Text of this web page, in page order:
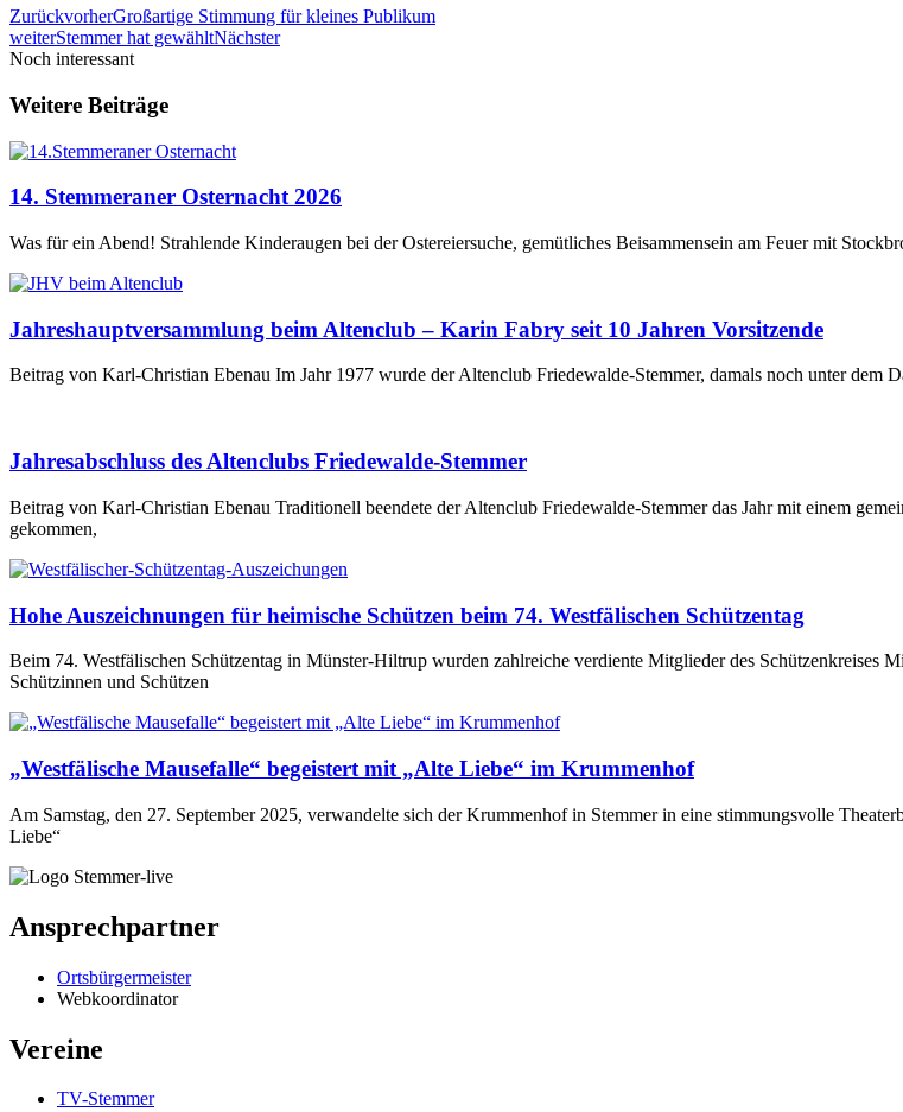
ZurückvorherGroßartige Stimmung für kleines Publikum
weiterStemmer hat gewähltNächster
Noch interessant
Weitere Beiträge
14. Stemmeraner Osternacht 2026
Was für ein Abend! Strahlende Kinderaugen bei der Ostereiersuche, gemütliches Beisammensein am Feuer mit
Jahreshauptversammlung beim Altenclub – Karin Fabry seit 10 Jahren Vorsitzende
Beitrag von Karl-Christian Ebenau Im Jahr 1977 wurde der Altenclub Friedewalde-Stemmer, damals noch unter dem
Jahresabschluss des Altenclubs Friedewalde-Stemmer
Beitrag von Karl-Christian Ebenau Traditionell beendete der Altenclub Friedewalde-Stemmer das Jahr mit einem
gekommen,
Hohe Auszeichnungen für heimische Schützen beim 74. Westfälischen Schützentag
Beim 74. Westfälischen Schützentag in Münster-Hiltrup wurden zahlreiche verdiente Mitglieder des Schützenkreises
Schützinnen und Schützen
„Westfälische Mausefalle“ begeistert mit „Alte Liebe“ im Krummenhof
Am Samstag, den 27. September 2025, verwandelte sich der Krummenhof in Stemmer in eine stimmungsvolle
Liebe“
Ansprechpartner
Ortsbürgermeister
Webkoordinator
Vereine
TV-Stemmer